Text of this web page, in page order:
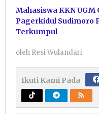
Mahasiswa KKN
Pagerkidul Sudimoro
Terkumpul
oleh Resi Wulandari
Ikuti Kami Pada